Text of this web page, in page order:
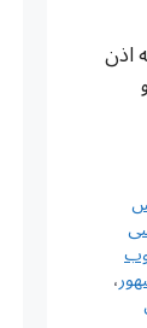
کار به اذن
و
،